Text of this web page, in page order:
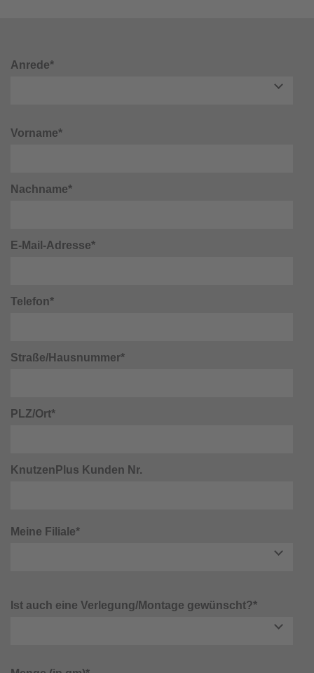
Anrede*
Vorname*
Nachname*
E-Mail-Adresse*
Telefon*
Straße/Hausnummer*
PLZ/Ort*
KnutzenPlus Kunden Nr.
Meine Filiale*
Ist auch eine Verlegung/Montage gewünscht?*